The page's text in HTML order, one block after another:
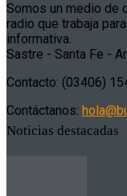
Somos un medio de
radio que trabaja
informativa.
Sastre - Santa Fe -
Contacto: (03406)
Contáctanos:
Noticias destacadas